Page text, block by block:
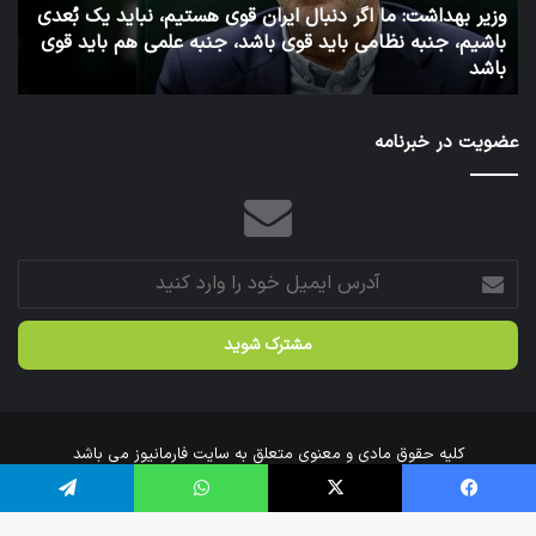
وزارت
بهداشت
6 روز پیش
توئیت دکتر جهانپور مدیر سابق روابط عمومی وزارت بهداشت
عضویت در خبرنامه
آدرس
ایمیل
خود
وارد
کلیه حقوق مادی و معنوی متعلق به سایت فارمانیوز می باشد
خانه
ارتباط با ما
فیس بوک X واتس آپ تلگرام